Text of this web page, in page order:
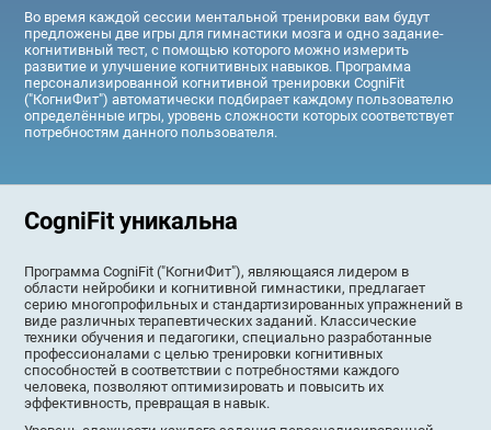
Во время каждой сессии ментальной тренировки вам будут
предложены две игры для гимнастики мозга и одно задание-
когнитивный тест, с помощью которого можно измерить
развитие и улучшение когнитивных навыков. Программа
персонализированной когнитивной тренировки CogniFit
("КогниФит") автоматически подбирает каждому пользователю
определённые игры, уровень сложности которых соответствует
потребностям данного пользователя.
CogniFit уникальна
Программа CogniFit ("КогниФит"), являющаяся лидером в
области нейробики и когнитивной гимнастики, предлагает
серию многопрофильных и стандартизированных упражнений в
виде различных терапевтических заданий. Классические
техники обучения и педагогики, специально разработанные
профессионалами с целью тренировки когнитивных
способностей в соответствии с потребностями каждого
человека, позволяют оптимизировать и повысить их
эффективность, превращая в навык.